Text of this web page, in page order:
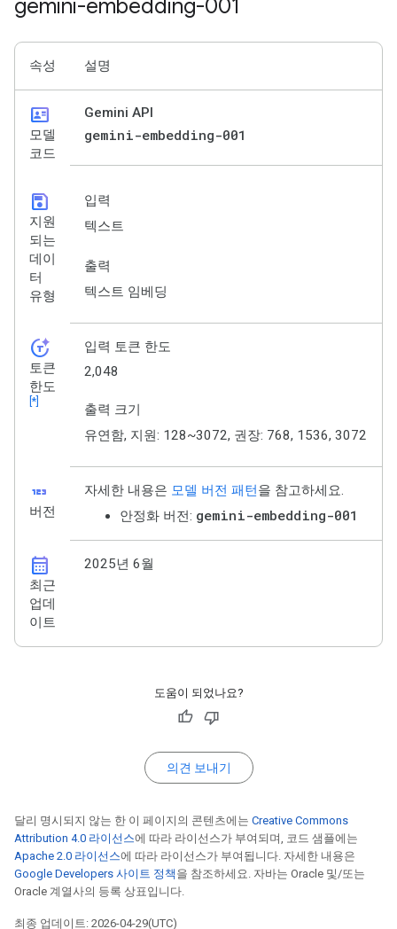
gemini-embedding-001
속성 설명
id_card
모델
코드
Gemini API
gemini-embedding-001
save
지원
되는
데이
터
유형
입력
텍스트
출력
텍스트 임베딩
token_auto
토큰
한도
[*]
입력 토큰 한도
2,048
출력 크기
유연함, 지원: 128~3072, 권장: 768, 1536, 3072
123
버전
자세한 내용은 모델 버전 패턴을 참고하세요.
안정화 버전: gemini-embedding-001
calendar_month
최근
업데
이트
2025년 6월
도움이 되었나요?
의견 보내기
달리 명시되지 않는 한 이 페이지의 콘텐츠에는 Creative Commons
Attribution 4.0 라이선스에 따라 라이선스가 부여되며, 코드 샘플에는
Apache 2.0 라이선스에 따라 라이선스가 부여됩니다. 자세한 내용은
Google Developers 사이트 정책 을 참조하세요. 자바는 Oracle 및/또는
Oracle 계열사의 등록 상표입니다.
최종 업데이트: 2026-04-29(UTC)